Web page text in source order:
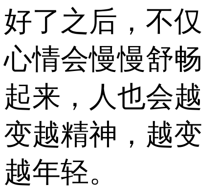
好了之后，不仅
心情会慢慢舒畅
起来，人也会越
变越精神，越变
越年轻。